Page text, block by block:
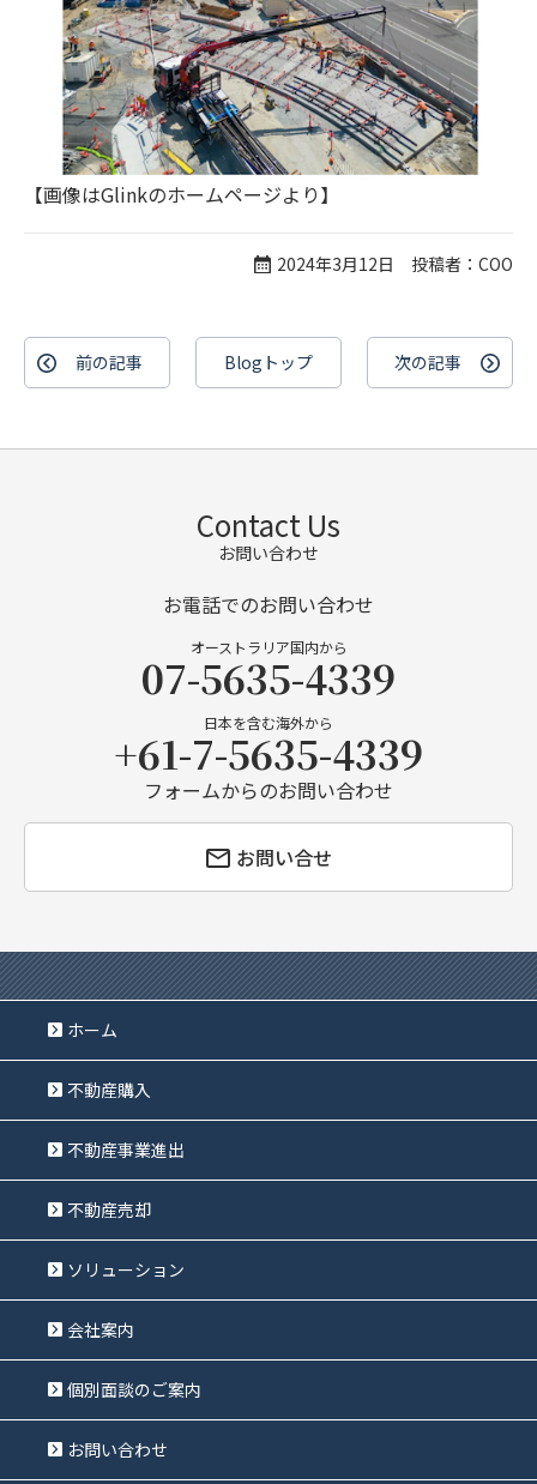
【画像はGlinkのホームページより】
2024年3月12日 投稿者：COO
前の記事 Blogトップ 次の記事
Contact Us
お問い合わせ
お電話でのお問い合わせ
オーストラリア国内から
07-5635-4339
日本を含む海外から
+61-7-5635-4339
フォームからのお問い合わせ
お問い合せ
ホーム
不動産購入
不動産事業進出
不動産売却
ソリューション
会社案内
個別面談のご案内
お問い合わせ